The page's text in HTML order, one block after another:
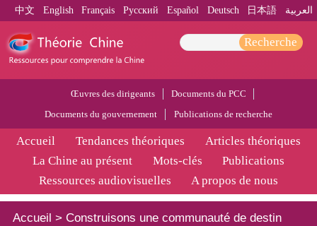
中文 English Français Pусский Español Deutsch 日本語 العربية
Recherche
Œuvres des dirigeants
Documents du PCC
Documents du gouvernement
Publications de recherche
Accueil Tendances théoriques
Articles théoriques
La Chine au présent
Mots-clés
Publications
Ressources audiovisuelles
A propos de nous
Accueil > Construisons une communauté de destin